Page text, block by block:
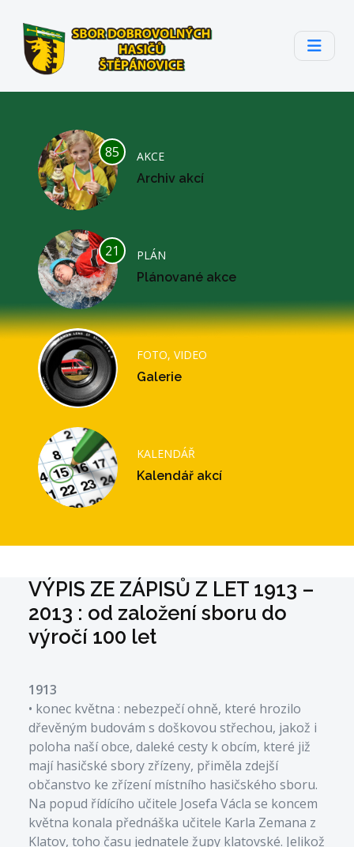
85
AKCE
Archiv akcí
21
PLÁN
Plánované akce
FOTO, VIDEO
Galerie
KALENDÁŘ
Kalendář akcí
VÝPIS ZE ZÁPISŮ Z LET 1913 –
2013 : od založení sboru do
výročí 100 let
1913
• konec května : nebezpečí ohně, které hrozilo
dřevěným budovám s doškovou střechou, jakož i
poloha naší obce, daleké cesty k obcím, které již
mají hasičské sbory zřízeny, přiměla zdejší
občanstvo ke zřízení místního hasičského sboru.
Na popud řídícího učitele Josefa Václa se koncem
května konala přednáška učitele Karla Zemana z
Klatov, toho času jednatele župy klatovské. Jelikož